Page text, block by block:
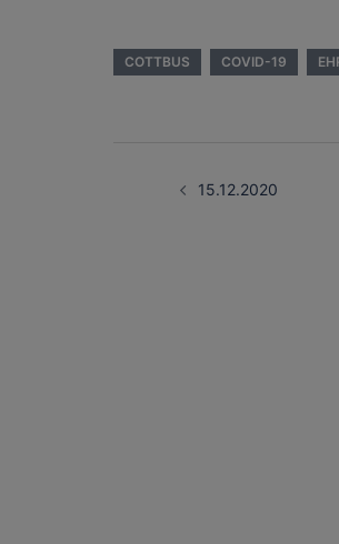
COTTBUS COVID-19
15.12.2020